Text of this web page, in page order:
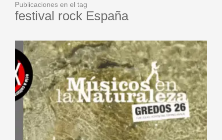
Publicaciones en el tag
festival rock España